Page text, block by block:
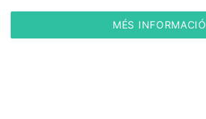
MÉS INFORMACIÓ